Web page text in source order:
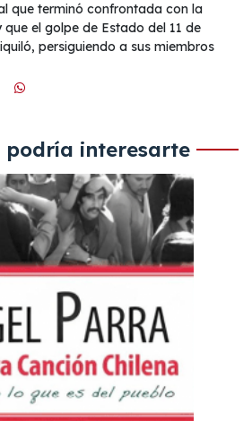
que terminó confrontada con la
el golpe de Estado del 11 de
persiguiendo a sus miembros
podría interesarte